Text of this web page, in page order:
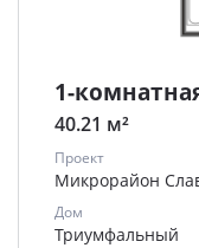
1-
40.21 м²
Проект
Микрорайон
Дом
Триумфальный